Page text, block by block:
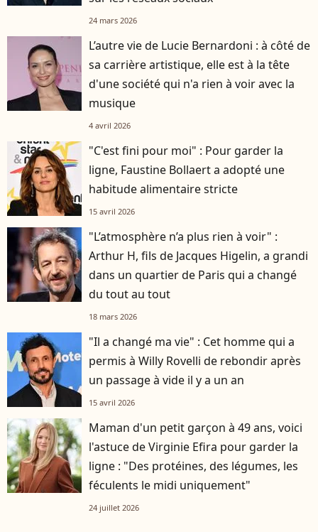
24 mars 2026
L’autre vie de Lucie Bernardoni : à côté de
sa carrière artistique, elle est à la tête
d'une société qui n'a rien à voir avec la
musique
4 avril 2026
"C'est fini pour moi" : Pour garder la
ligne, Faustine Bollaert a adopté une
habitude alimentaire stricte
15 avril 2026
"L’atmosphère n’a plus rien à voir" :
Arthur H, fils de Jacques Higelin, a grandi
dans un quartier de Paris qui a changé
du tout au tout
18 mars 2026
"Il a changé ma vie" : Cet homme qui a
permis à Willy Rovelli de rebondir après
un passage à vide il y a un an
15 avril 2026
Maman d'un petit garçon à 49 ans, voici
l'astuce de Virginie Efira pour garder la
ligne : "Des protéines, des légumes, les
féculents le midi uniquement"
24 juillet 2026